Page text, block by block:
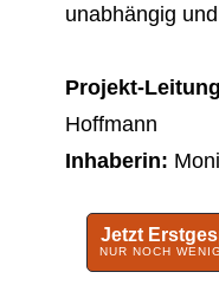
unabhängig
Projekt-
Hoffmann
Inhaberin:
Jetzt
NUR NOCH